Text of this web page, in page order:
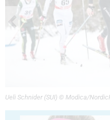
Ueli Schnider (SUI) © Modica/